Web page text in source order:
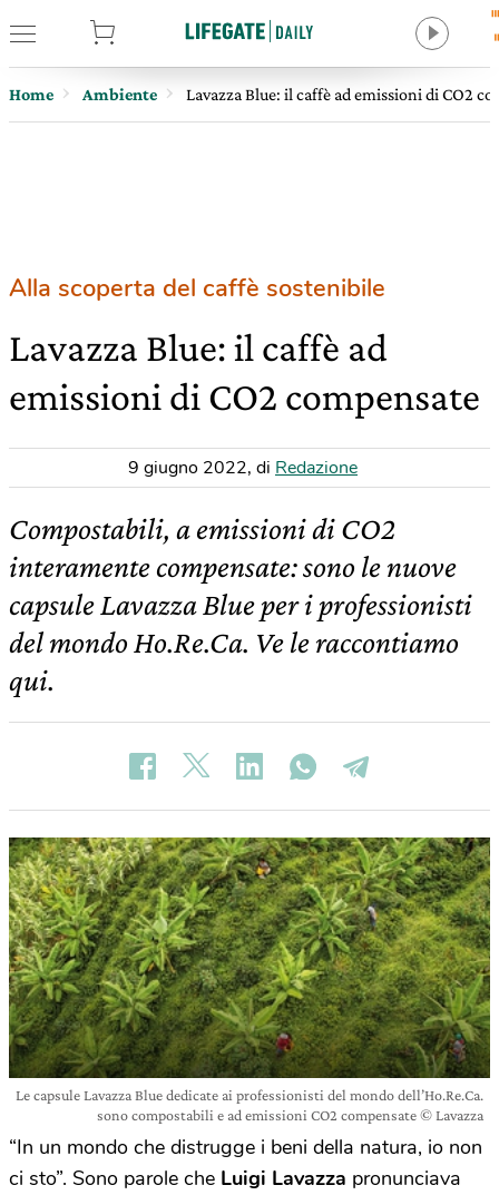
Home Ambiente Lavazza Blue: il caffè ad emissioni di CO2
Alla scoperta del caffè sostenibile
Lavazza Blue: il caffè ad
emissioni di CO2 compensate
9 giugno 2022, di Redazione
Compostabili, a emissioni di CO2
interamente compensate: sono le nuove
capsule Lavazza Blue per i professionisti
del mondo Ho.Re.Ca. Ve le raccontiamo
qui.
Le capsule Lavazza Blue dedicate ai professionisti del mondo dell’Ho.Re.Ca.
sono compostabili e ad emissioni CO2 compensate © Lavazza
“In un mondo che distrugge i beni della natura, io non
ci sto”. Sono parole che Luigi Lavazza pronunciava